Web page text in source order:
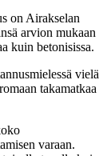
on Airakselan
arvion mukaan
kuin betonisissa.
vielä
takamatkaa
varaan.